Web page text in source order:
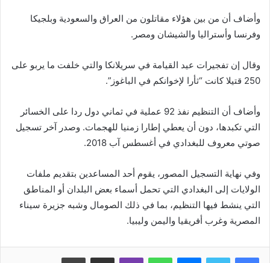
وأضاف أن من بين هؤلاء مقاتلون من العراق والسعودية وبلجيكا
وفرنسا وأستراليا والشيشان ومصر.
وقال إن تفجيرات عيد القيامة في سريلانكا والتي خلفت ما يربو على
250 قتيلا كانت “ثأرا لإخوانكم في الباغوز”.
وأضاف أن التنظيم نفذ 92 عملية في ثماني دول ردا على الخسائر
التي تكبدها، دون أن يعطي إطارا زمنيا للهجمات. وصدر آخر تسجيل
صوتي معروف للبغدادي في أغسطس آب 2018.
وفي نهاية التسجيل المصور، يقوم أحد المساعدين بتقديم ملفات
الولايات إلى البغدادي التي تحمل أسماء بعض البلدان أو المناطق
التي ينشط فيها التنظيم، بما في ذلك الصومال وشبه جزيرة سيناء
المصرية وغرب أفريقيا واليمن وليبيا.
ماسنجر واتساب ڤايبر مشاركة عبر البريد طباعة